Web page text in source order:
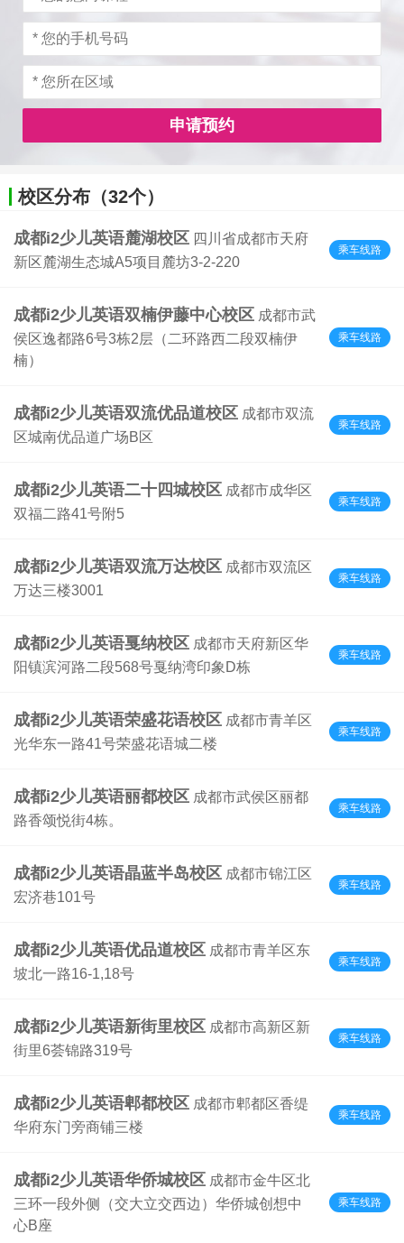
申请预约
校区分布（32个）
成都i2少儿英语麓湖校区 四川省成都市天府
新区麓湖生态城A5项目麓坊3-2-220
乘车线路
成都i2少儿英语双楠伊藤中心校区 成都市武
侯区逸都路6号3栋2层（二环路西二段双楠伊
楠）
乘车线路
成都i2少儿英语双流优品道校区 成都市双流
区城南优品道广场B区
乘车线路
成都i2少儿英语二十四城校区 成都市成华区
双福二路41号附5
乘车线路
成都i2少儿英语双流万达校区 成都市双流区
万达三楼3001
乘车线路
成都i2少儿英语戛纳校区 成都市天府新区华
阳镇滨河路二段568号戛纳湾印象D栋
乘车线路
成都i2少儿英语荣盛花语校区 成都市青羊区
光华东一路41号荣盛花语城二楼
乘车线路
成都i2少儿英语丽都校区 成都市武侯区丽都
路香颂悦街4栋。
乘车线路
成都i2少儿英语晶蓝半岛校区 成都市锦江区
宏济巷101号
乘车线路
成都i2少儿英语优品道校区 成都市青羊区东
坡北一路16-1,18号
乘车线路
成都i2少儿英语新街里校区 成都市高新区新
街里6荟锦路319号
乘车线路
成都i2少儿英语郫都校区 成都市郫都区香缇
华府东门旁商铺三楼
乘车线路
成都i2少儿英语华侨城校区 成都市金牛区北
三环一段外侧（交大立交西边）华侨城创想中
心B座
乘车线路